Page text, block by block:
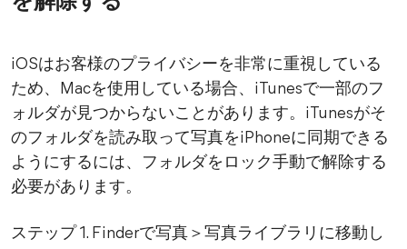
iOSはお客様のプライバシーを非常に重視している
ため、Macを使用している場合、iTunesで一部のフ
ォルダが見つからないことがあります。iTunesがそ
のフォルダを読み取って写真をiPhoneに同期できる
ようにするには、フォルダをロック手動で解除する
必要があります。
ステップ 1. Finderで写真＞写真ライブラリに移動し